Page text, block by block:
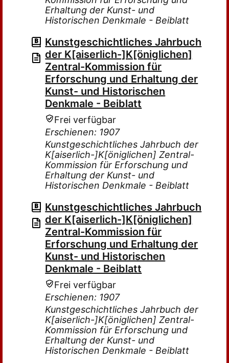
Erhaltung der Kunst- und
Historischen Denkmale - Beiblatt
Kunstgeschichtliches Jahrbuch
der K[aiserlich-]K[öniglichen]
Zentral-Kommission für
Erforschung und Erhaltung der
Kunst- und Historischen
Denkmale - Beiblatt
Frei verfügbar
Erschienen: 1907
Kunstgeschichtliches Jahrbuch der
K[aiserlich-]K[öniglichen] Zentral-
Kommission für Erforschung und
Erhaltung der Kunst- und
Historischen Denkmale - Beiblatt
Kunstgeschichtliches Jahrbuch
der K[aiserlich-]K[öniglichen]
Zentral-Kommission für
Erforschung und Erhaltung der
Kunst- und Historischen
Denkmale - Beiblatt
Frei verfügbar
Erschienen: 1907
Kunstgeschichtliches Jahrbuch der
K[aiserlich-]K[öniglichen] Zentral-
Kommission für Erforschung und
Erhaltung der Kunst- und
Historischen Denkmale - Beiblatt